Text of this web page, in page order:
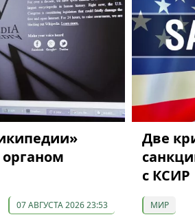
органом
07 АВГУСТА 2026 23:53
Две
с КСИР
МИР